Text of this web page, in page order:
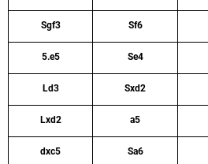
Sgf3 Sf6
5.e5 Se4
Ld3 Sxd2
Lxd2 a5
dxc5 Sa6